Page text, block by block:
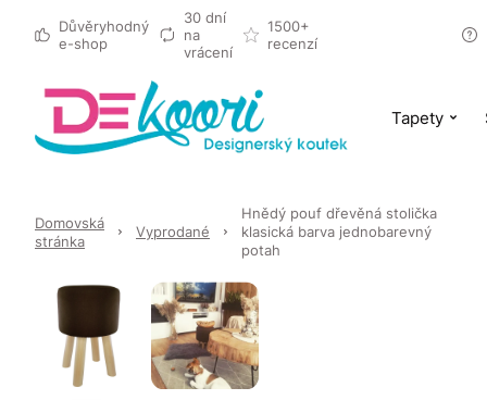
Důvěryhodný
e-shop
30 dní
na
vrácení
1500+
recenzí
Tapety
Domovská
stránka
Vyprodané
Hnědý pouf dřevěná stolička
klasická barva jednobarevný
potah